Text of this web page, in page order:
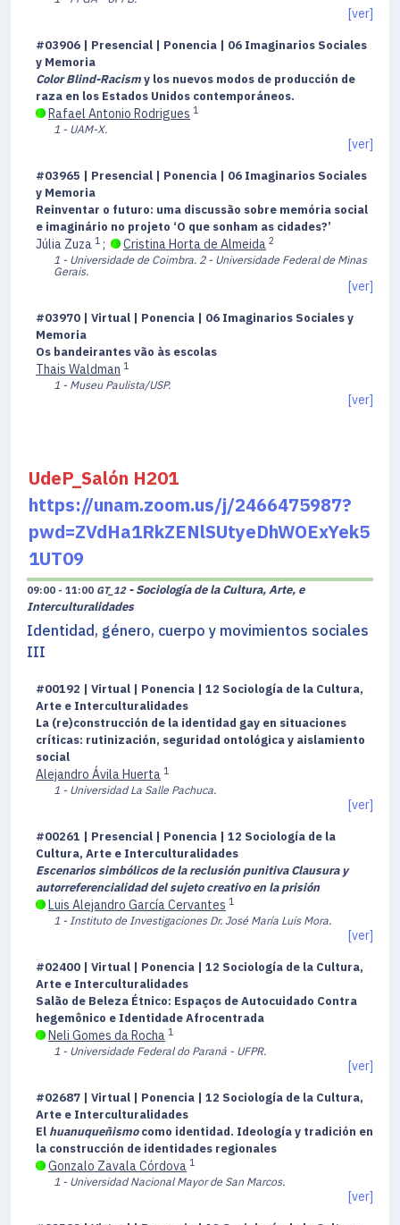
[ver]
#03906 | Presencial | Ponencia | 06 Imaginarios Sociales
y Memoria
Color Blind-Racismy los nuevos modos de producción de
raza en los Estados Unidos contemporáneos.
Rafael Antonio Rodrigues 1
1 - UAM-X.
[ver]
#03965 | Presencial | Ponencia | 06 Imaginarios Sociales
y Memoria
Reinventar o futuro: uma discussão sobre memória social
e imaginário no projeto ‘O que sonham as cidades?’
Júlia Zuza 1 ; Cristina Horta de Almeida 2
1 - Universidade de Coimbra. 2 - Universidade Federal de Minas
Gerais.
[ver]
#03970 | Virtual | Ponencia | 06 Imaginarios Sociales y
Memoria
Os bandeirantes vão às escolas
Thais Waldman 1
1 - Museu Paulista/USP.
[ver]
UdeP_Salón H201
https://unam.zoom.us/j/2466475987?
pwd=ZVdHa1RkZENlSUtyeDhWOExYek5
1UT09
09:00 - 11:00 GT_12 - Sociología de la Cultura, Arte, e
Interculturalidades
Identidad, género, cuerpo y movimientos sociales
III
#00192 | Virtual | Ponencia | 12 Sociología de la Cultura,
Arte e Interculturalidades
La (re)construcción de la identidad gay en situaciones
críticas: rutinización, seguridad ontológica y aislamiento
social
Alejandro Ávila Huerta 1
1 - Universidad La Salle Pachuca.
[ver]
#00261 | Presencial | Ponencia | 12 Sociología de la
Cultura, Arte e Interculturalidades
Escenarios simbólicos de la reclusión punitiva Clausura y
autorreferencialidad del sujeto creativo en la prisión
Luis Alejandro García Cervantes 1
1 - Instituto de Investigaciones Dr. José María Luis Mora.
[ver]
#02400 | Virtual | Ponencia | 12 Sociología de la Cultura,
Arte e Interculturalidades
Salão de Beleza Étnico: Espaços de Autocuidado Contra
hegemônico e Identidade Afrocentrada
Neli Gomes da Rocha 1
1 - Universidade Federal do Paraná - UFPR.
[ver]
#02687 | Virtual | Ponencia | 12 Sociología de la Cultura,
Arte e Interculturalidades
El huanuqueñismocomo identidad. Ideología y tradición en
la construcción de identidades regionales
Gonzalo Zavala Córdova 1
1 - Universidad Nacional Mayor de San Marcos.
[ver]